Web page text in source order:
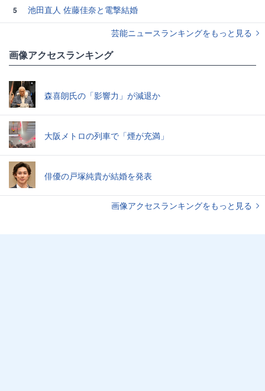
5
池田直人 佐藤佳奈と電撃結婚
芸能ニュースランキングをもっと見る
画像アクセスランキング
森喜朗氏の「影響力」が減退か
大阪メトロの列車で「煙が充満」
俳優の戸塚純貴が結婚を発表
画像アクセスランキングをもっと見る